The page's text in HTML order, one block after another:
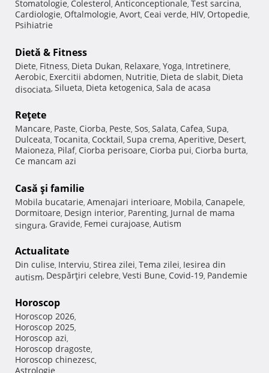
Stomatologie, Colesterol, Anticonceptionale, Test sarcina,
Cardiologie, Oftalmologie, Avort, Ceai verde, HIV, Ortopedie,
Psihiatrie
Dietă & Fitness
Diete, Fitness, Dieta Dukan, Relaxare, Yoga, Intretinere,
Aerobic, Exercitii abdomen, Nutritie, Dieta de slabit, Dieta
disociata, Silueta, Dieta ketogenica, Sala de acasa
Reţete
Mancare, Paste, Ciorba, Peste, Sos, Salata, Cafea, Supa,
Dulceata, Tocanita, Cocktail, Supa crema, Aperitive, Desert,
Maioneza, Pilaf, Ciorba perisoare, Ciorba pui, Ciorba burta,
Ce mancam azi
Casă şi familie
Mobila bucatarie, Amenajari interioare, Mobila, Canapele,
Dormitoare, Design interior, Parenting, Jurnal de mama
singura, Gravide, Femei curajoase, Autism
Actualitate
Din culise, Interviu, Stirea zilei, Tema zilei, Iesirea din
autism, Despărţiri celebre, Vesti Bune, Covid-19, Pandemie
Horoscop
Horoscop 2026,
Horoscop 2025,
Horoscop azi,
Horoscop dragoste,
Horoscop chinezesc,
Astrologie